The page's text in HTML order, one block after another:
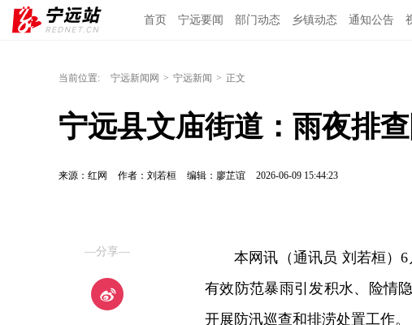
首页 宁远要闻 部门动态 乡镇动态 通知公告
当前位置: 宁远新闻网 > 宁远新闻 > 正文
宁远县文庙街道：雨夜排
来源：红网 作者：刘若桓 编辑：廖芷谊 2026-06-09 15:44:23
—分享—
本网讯（通讯员 刘若桓）
有效防范暴雨引发积水、险情
开展防汛巡查和排涝处置工作。